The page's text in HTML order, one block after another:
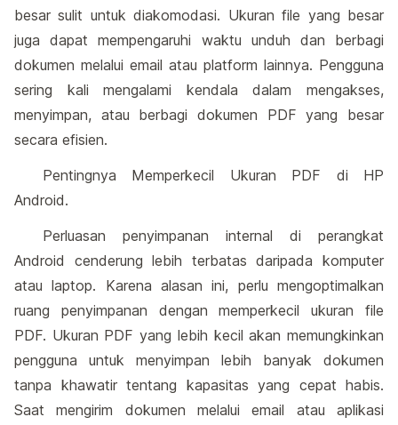
besar sulit untuk diakomodasi. Ukuran file yang besar
juga dapat mempengaruhi waktu unduh dan berbagi
dokumen melalui email atau platform lainnya. Pengguna
sering kali mengalami kendala dalam mengakses,
menyimpan, atau berbagi dokumen PDF yang besar
secara efisien.
Pentingnya Memperkecil Ukuran PDF di HP
Android.
Perluasan penyimpanan internal di perangkat
Android cenderung lebih terbatas daripada komputer
atau laptop. Karena alasan ini, perlu mengoptimalkan
ruang penyimpanan dengan memperkecil ukuran file
PDF. Ukuran PDF yang lebih kecil akan memungkinkan
pengguna untuk menyimpan lebih banyak dokumen
tanpa khawatir tentang kapasitas yang cepat habis.
Saat mengirim dokumen melalui email atau aplikasi